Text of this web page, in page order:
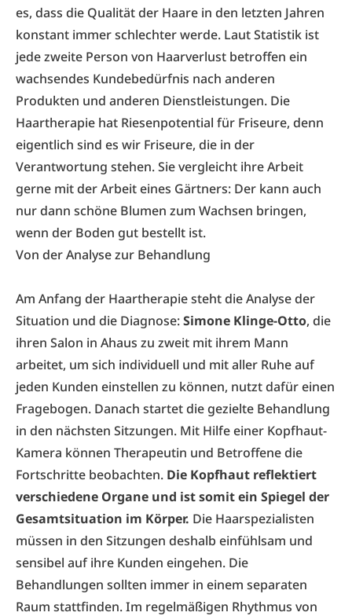
es, dass die Qualität der Haare in den letzten Jahren
konstant immer schlechter werde. Laut Statistik ist
jede zweite Person von Haarverlust betroffen ein
wachsendes Kundebedürfnis nach anderen
Produkten und anderen Dienstleistungen. Die
Haartherapie hat Riesenpotential für Friseure, denn
eigentlich sind es wir Friseure, die in der
Verantwortung stehen. Sie vergleicht ihre Arbeit
gerne mit der Arbeit eines Gärtners: Der kann auch
nur dann schöne Blumen zum Wachsen bringen,
wenn der Boden gut bestellt ist.
Von der Analyse zur Behandlung
Am Anfang der Haartherapie steht die Analyse der
Situation und die Diagnose:Simone Klinge-Otto, die
ihren Salon in Ahaus zu zweit mit ihrem Mann
arbeitet, um sich individuell und mit aller Ruhe auf
jeden Kunden einstellen zu können, nutzt dafür einen
Fragebogen. Danach startet die gezielte Behandlung
in den nächsten Sitzungen. Mit Hilfe einer Kopfhaut-
Kamera können Therapeutin und Betroffene die
Fortschritte beobachten. Die Kopfhaut reflektiert
verschiedene Organe und ist somit ein Spiegel der
Gesamtsituation im Körper. Die Haarspezialisten
müssen in den Sitzungen deshalb einfühlsam und
sensibel auf ihre Kunden eingehen. Die
Behandlungen sollten immer in einem separaten
Raum stattfinden. Im regelmäßigen Rhythmus von